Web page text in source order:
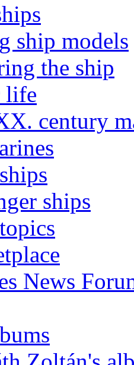
ship models
the ship
life
century
ships
News